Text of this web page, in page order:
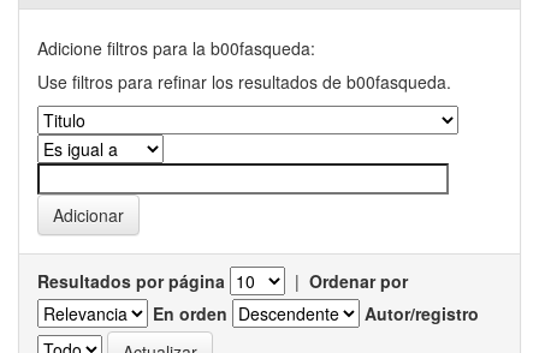
Adicione filtros para la b00fasqueda:
Use filtros para refinar los resultados de b00fasqueda.
Resultados por página | Ordenar por
En orden
Autor/registro